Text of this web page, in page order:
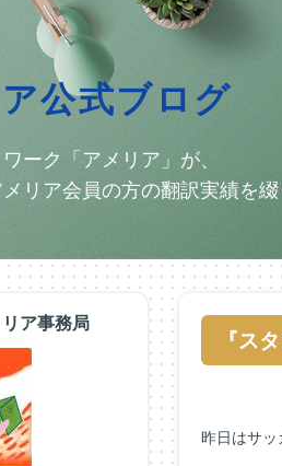
公式ブログ
ーク「アメリア」が、
リア会員の方の翻訳実績を
『ス
昨日はサッ
ア事務局